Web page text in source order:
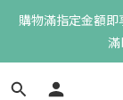
購物滿指定金額